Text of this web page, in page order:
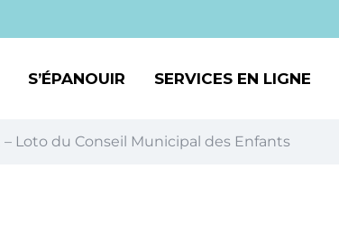
S’ÉPANOUIR SERVICES EN LIGNE
– Loto du Conseil Municipal des Enfants